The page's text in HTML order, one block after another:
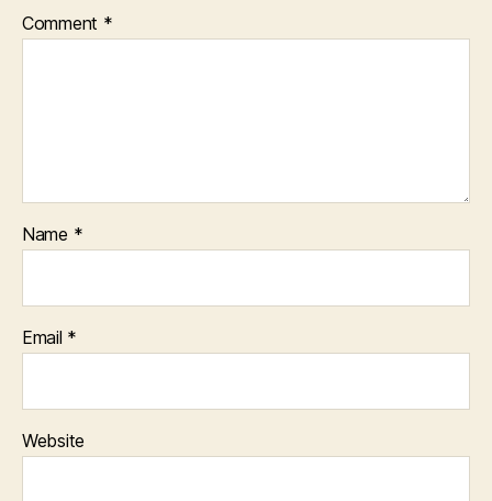
Comment *
Name *
Email *
Website